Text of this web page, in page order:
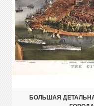
БОЛЬШАЯ